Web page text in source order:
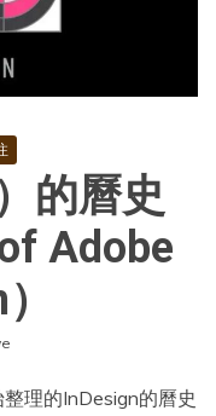
建
指
引
試
知
及
的曆史
Adobe
理的InDesign的曆史